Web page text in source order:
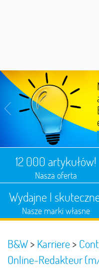
12 000 artykułów!
Nasza oferta
Wydajne I
Nasze marki własne
B&W> Karriere>
Online-Redakteur